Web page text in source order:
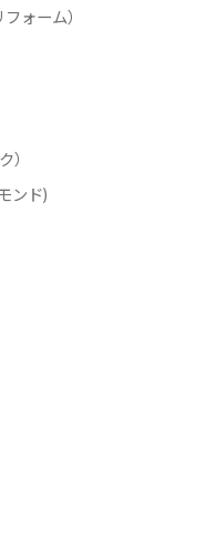
ォーム）
）
ンド)